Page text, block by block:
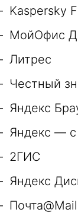
Kaspersky
МойОфис
Литрес
Честный
Яндекс
Яндекс —
2ГИС
Яндекс